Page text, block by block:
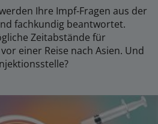
Ihre Impf-Fragen aus der
fachkundig beantwortet.
Zeitabstände für
einer Reise nach Asien. Und